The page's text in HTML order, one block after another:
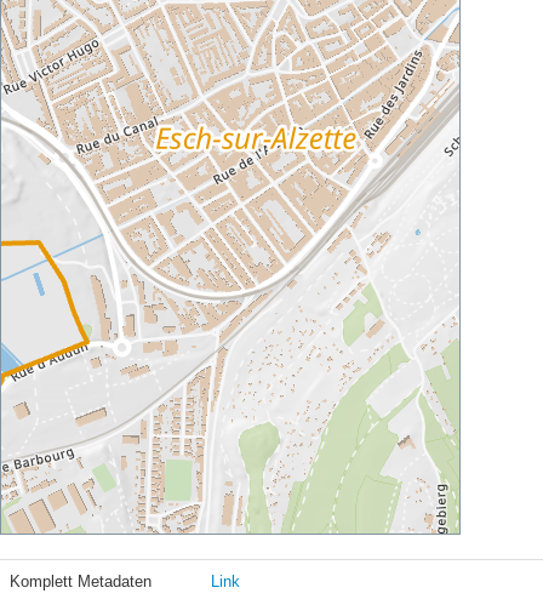
Komplett Metadaten Link